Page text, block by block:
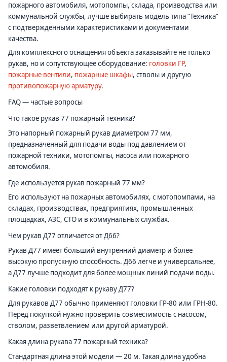
пожарного автомобиля, мотопомпы, склада, производства или
коммунальной службы, лучше выбирать модель типа “Техника”
с подтвержденными характеристиками и документами
качества.
Для комплексного оснащения объекта заказывайте не только
рукав, но и сопутствующее оборудование: головки ГР,
пожарные вентили, пожарные шкафы, стволы и другую
противопожарную арматуру.
FAQ — частые вопросы
Что такое рукав 77 пожарный техника?
Это напорный пожарный рукав диаметром 77 мм,
предназначенный для подачи воды под давлением от
пожарной техники, мотопомпы, насоса или пожарного
автомобиля.
Где используется рукав пожарный 77 мм?
Его используют на пожарных автомобилях, с мотопомпами, на
складах, производствах, предприятиях, промышленных
площадках, АЗС, СТО и в коммунальных службах.
Чем рукав Д77 отличается от Д66?
Рукав Д77 имеет больший внутренний диаметр и более
высокую пропускную способность. Д66 легче и универсальнее,
а Д77 лучше подходит для более мощных линий подачи воды.
Какие головки подходят к рукаву Д77?
Для рукавов Д77 обычно применяют головки ГР-80 или ГРН-80.
Перед покупкой нужно проверить совместимость с насосом,
стволом, разветвлением или другой арматурой.
Какая длина рукава 77 пожарный техника?
Стандартная длина этой модели — 20 м. Такая длина удобна